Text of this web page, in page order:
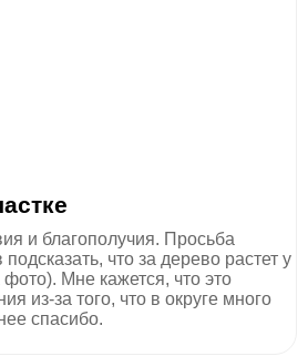
и благополучия. Просьба
что за дерево растет у
Мне кажется, что это
из-за того, что в округе много
спасибо.